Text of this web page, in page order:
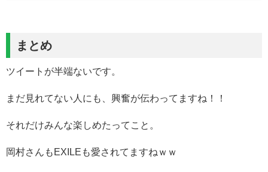
まとめ
ツイートが半端ないです。
まだ見れてない人にも、興奮が伝わってますね！！
それだけみんな楽しめたってこと。
岡村さんもEXILEも愛されてますねｗｗ